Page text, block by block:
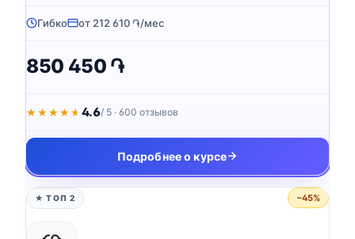
Гибко от 212 610 ֏/мес
850 450 ֏
★★★★★
★★★★★ 4.6/ 5 · 600 отзывов
Подробнее о курсе
★ ТОП 2 −45%